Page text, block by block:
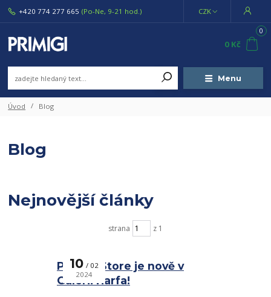
Menu
CZK
+420 774 277 665 (Po-Ne, 9-21 hod.)
0
0 Kč
Úvod Blog
Blog
Nejnovější články
strana z 1
Primigi Store je nově v
Galerii Harfa!
10
02
2024